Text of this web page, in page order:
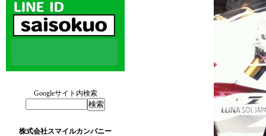
Googleサイト内検索
株式会社スマイルカンパニー